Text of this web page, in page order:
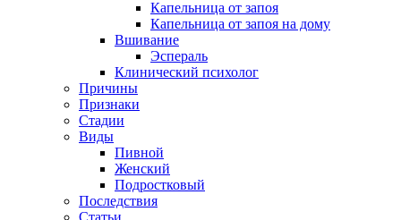
Капельница от запоя
Капельница от запоя на дому
Вшивание
Эспераль
Клинический психолог
Причины
Признаки
Стадии
Виды
Пивной
Женский
Подростковый
Последствия
Статьи